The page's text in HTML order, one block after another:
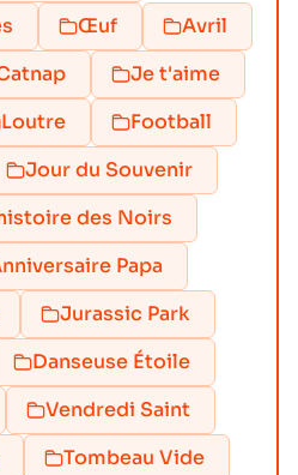
Œuf
Avril
Je t'aime
Loutre
Football
Jour du Souvenir
des Noirs
Papa
Jurassic Park
Danseuse Étoile
Vendredi Saint
Tombeau Vide